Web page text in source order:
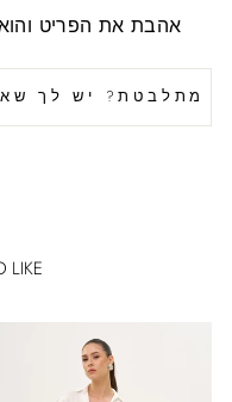
אהבת את הפריט
מתלבטת? יש לך
LIKE